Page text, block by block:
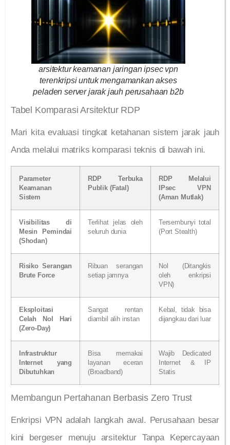
arsitektur keamanan jaringan ipsec vpn
terenkripsi untuk mengamankan akses
peladen server jarak jauh perusahaan b2b
Tabel Komparasi Arsitektur RDP
Mari kita evaluasi tingkat ketahanan sistem jarak jauh
Anda melalui matriks komparasi teknis di bawah ini.
Parameter
Keamanan
Sistem
RDP Terbuka
Publik (Fatal)
RDP Melalui
IPsec VPN
(Aman Mutlak)
Visibilitas di
Mesin Pemindai
(Shodan)
Terlihat jelas oleh
seluruh dunia
Tersembunyi total
(Port Stealth)
Risiko Serangan
Brute Force
Ribuan serangan
setiap jamnya
Nol (Ditangkis
oleh enkripsi
VPN)
Eksploitasi
Celah Nol Hari
(Zero-Day)
Sangat rentan
diambil alih instan
Kebal, tidak bisa
dijangkau dari luar
Infrastruktur
Internet yang
Dibutuhkan
Bisa memakai
layanan eceran
(Broadband)
Wajib Dedicated
Internet & IP
Statis
Membangun Pertahanan Berbasis Zero Trust
Enkripsi VPN adalah langkah awal. Perusahaan besar
kini bergeser menuju arsitektur Tanpa Kepercayaan